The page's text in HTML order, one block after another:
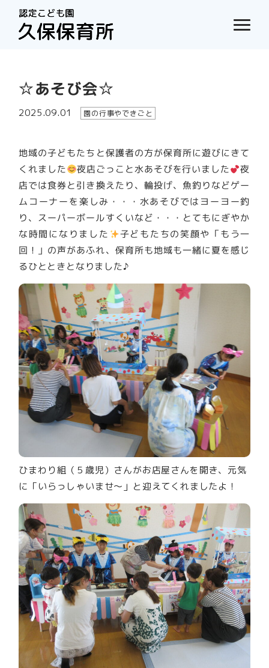
☆あそび会☆
2025.09.01 園の行事やできごと
地域の子どもたちと保護者の方が保育所に遊びにきて
くれました 夜店ごっこと水あそびを行いました 夜
店では食券と引き換えたり、輪投げ、魚釣りなどゲー
ムコーナーを楽しみ・・・水あそびではヨーヨー釣
り、スーパーボールすくいなど・・・とてもにぎやか
な時間になりました 子どもたちの笑顔や「もう一
回！」の声があふれ、保育所も地域も一緒に夏を感じ
るひとときとなりました♪
ひまわり組（５歳児）さんがお店屋さんを開き、元気
に「いらっしゃいませ～」と迎えてくれましたよ！